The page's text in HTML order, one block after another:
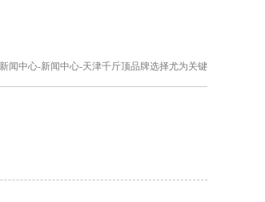
新闻中心-新闻中心-天津千斤顶品牌选择尤为关键